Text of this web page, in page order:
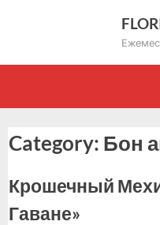
Category: Бон
Крошечный
Гаване»